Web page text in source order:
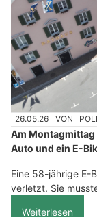
26.05.26 VON
Am
Auto und ein E-
Eine 58-jährige E-
verletzt. Sie
Weiterlesen